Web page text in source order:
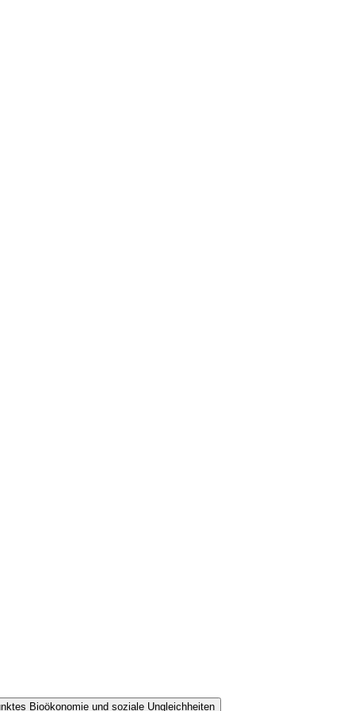
Bioökonomie und soziale Ungleichheiten